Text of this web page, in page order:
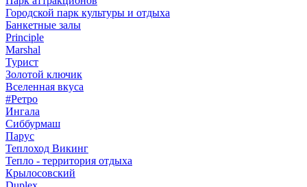
Городской парк культуры и отдыха
Банкетные залы
Principle
Marshal
Турист
Золотой ключик
Вселенная вкуса
#Ретро
Ингала
Сиббурмаш
Парус
Теплоход Викинг
Тепло - территория отдыха
Крылосовский